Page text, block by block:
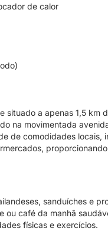
de calor
situado a apenas 1,5 km
na movimentada
de comodidades locais,
sanduíches e
ou café da manhã
físicas e exercícios.